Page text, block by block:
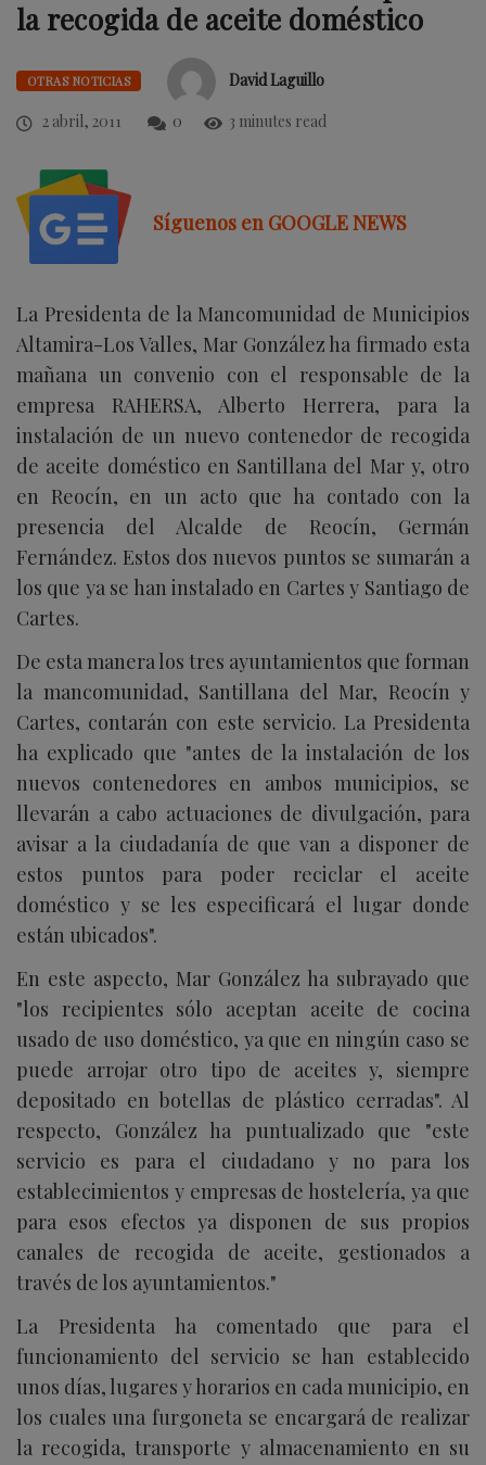
la recogida de aceite doméstico
OTRAS NOTICIAS
David Laguillo
2 abril, 2011
0 3 minutes read
Síguenos en GOOGLE NEWS
La Presidenta de la Mancomunidad de Municipios
Altamira-Los Valles, Mar González ha firmado esta
mañana un convenio con el responsable de la
empresa RAHERSA, Alberto Herrera, para la
instalación de un nuevo contenedor de recogida
de aceite doméstico en Santillana del Mar y, otro
en Reocín, en un acto que ha contado con la
presencia del Alcalde de Reocín, Germán
Fernández. Estos dos nuevos puntos se sumarán a
los que ya se han instalado en Cartes y Santiago de
Cartes.
De esta manera los tres ayuntamientos que forman
la mancomunidad, Santillana del Mar, Reocín y
Cartes, contarán con este servicio. La Presidenta
ha explicado que "antes de la instalación de los
nuevos contenedores en ambos municipios, se
llevarán a cabo actuaciones de divulgación, para
avisar a la ciudadanía de que van a disponer de
estos puntos para poder reciclar el aceite
doméstico y se les especificará el lugar donde
están ubicados".
En este aspecto, Mar González ha subrayado que
"los recipientes sólo aceptan aceite de cocina
usado de uso doméstico, ya que en ningún caso se
puede arrojar otro tipo de aceites y, siempre
depositado en botellas de plástico cerradas". Al
respecto, González ha puntualizado que "este
servicio es para el ciudadano y no para los
establecimientos y empresas de hostelería, ya que
para esos efectos ya disponen de sus propios
canales de recogida de aceite, gestionados a
través de los ayuntamientos."
La Presidenta ha comentado que para el
funcionamiento del servicio se han establecido
unos días, lugares y horarios en cada municipio, en
los cuales una furgoneta se encargará de realizar
la recogida, transporte y almacenamiento en su